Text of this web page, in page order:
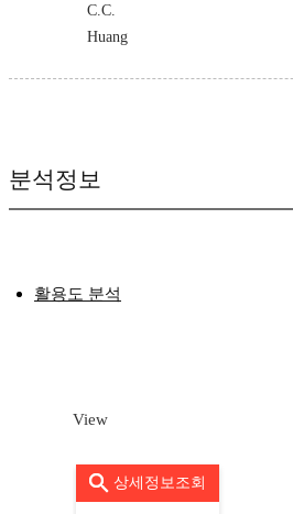
C.C.
Huang
분석정보
활용도 분석
View
상세정보조회